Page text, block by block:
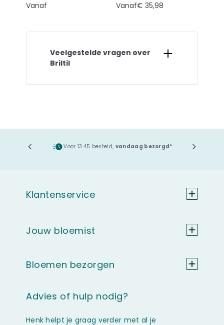
Vanaf
Vanaf€ 35,98
Veelgestelde vragen over
Briltil
Voor 13.45 besteld, vandaag bezorgd*
Advies of hulp nodig?
Henk helpt je graag verder met al je
Klantenservice
Jouw bloemist
Bloemen bezorgen